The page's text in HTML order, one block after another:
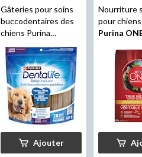
Gâteries pour soins
buccodentaires des
chiens Purina
DentaLifepour
chiens de grandes
races, paq. 28, 920 g
Ajouter
Nourriture
pour
Purina
Instinct,
cerf, 6,8 kg